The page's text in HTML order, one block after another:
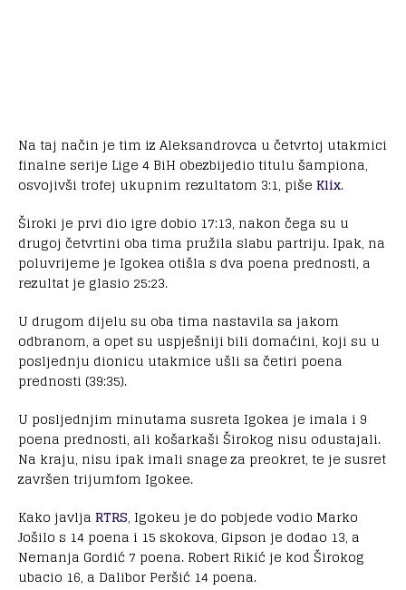
Na taj način je tim iz Aleksandrovca u četvrtoj utakmici
finalne serije Lige 4 BiH obezbijedio titulu šampiona,
osvojivši trofej ukupnim rezultatom 3:1, piše Klix.
Široki je prvi dio igre dobio 17:13, nakon čega su u
drugoj četvrtini oba tima pružila slabu partriju. Ipak, na
poluvrijeme je Igokea otišla s dva poena prednosti, a
rezultat je glasio 25:23.
U drugom dijelu su oba tima nastavila sa jakom
odbranom, a opet su uspješniji bili domaćini, koji su u
posljednju dionicu utakmice ušli sa četiri poena
prednosti (39:35).
U posljednjim minutama susreta Igokea je imala i 9
poena prednosti, ali košarkaši Širokog nisu odustajali.
Na kraju, nisu ipak imali snage za preokret, te je susret
završen trijumfom Igokee.
Kako javlja RTRS, Igokeu je do pobjede vodio Marko
Јošilo s 14 poena i 15 skokova, Gipson je dodao 13, a
Nemanja Gordić 7 poena. Robert Rikić je kod Širokog
ubacio 16, a Dalibor Peršić 14 poena.